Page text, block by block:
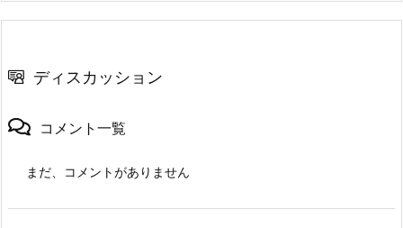
ディスカッション
コメント一覧
まだ、コメントがありません